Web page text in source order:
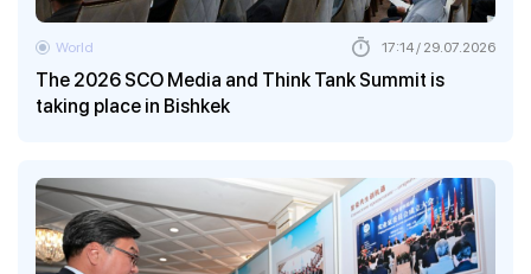
The 2026 SCO Media and Think Tank Summit is
taking place in Bishkek
World 17:14 / 29.07.2026